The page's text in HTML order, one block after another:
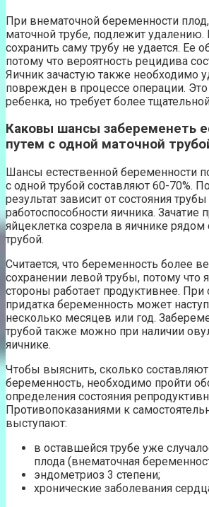
При внематочной беременности
маточной трубе, подлежит
сохранить саму трубу не удается. Ее
потому что вероятность рецидива
Яичник зачастую также необходимо
поврежден в процессе операции.
ребенка, но требует более
Каковы шансы забеременеть
путем с одной маточной
Шансы естественной беременности
с одной трубой составляют 60-70%.
результат зависит от состояния
работоспособности яичника. Зачатие
яйцеклетка созрела в яичнике рядом
трубой.
Считается, что беременность более
сохранении левой трубы, потому что
стороны работает продуктивнее. При
придатка беременность может
несколько месяцев или год.
трубой также можно при наличии
яичнике.
Чтобы выяснить, сколько
беременность, необходимо пройти
определения состояния
Противопоказаниями к
выступают:
в оставшейся трубе уже
плода (внематочная
эндометриоз 3 степени;
хронические заболевания